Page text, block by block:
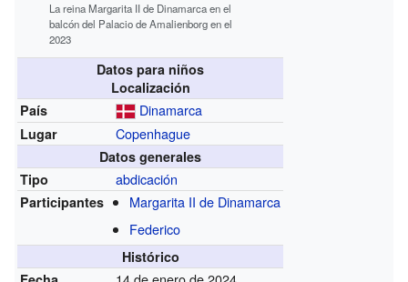
La reina Margarita II de Dinamarca en el
balcón del Palacio de Amalienborg en el
2023
Datos para niños
Localización
País
Dinamarca
Lugar Copenhague
Datos generales
Tipo
abdicación
Participantes
Margarita II de Dinamarca
Federico
Histórico